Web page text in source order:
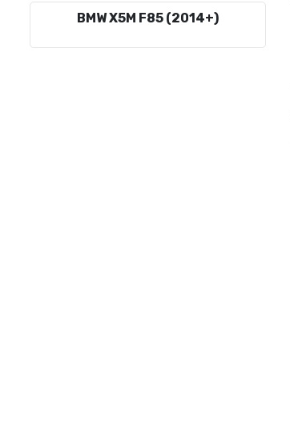
BMW X5M F85 (2014+)